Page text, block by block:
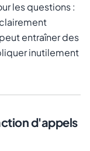
les questions :
entraîner des
inutilement
d'appels